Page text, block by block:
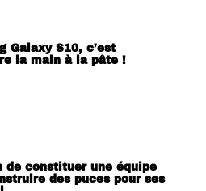
Galaxy S10, c’est
la main à la pâte !
de constituer une équipe
des puces pour ses